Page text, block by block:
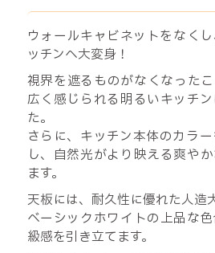
ウォールキャビネットをなく
ッチンへ大変身！
視界を遮るものがなくなった
広く感じられる明るいキッチ
た。
さらに、キッチン本体のカラ
し、自然光がより映える爽や
ます。
天板には、耐久性に優れた人造
ベーシックホワイトの上品な
級感を引き立てます。